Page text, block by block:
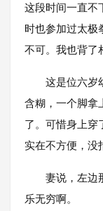
这段时间一直不
时也参加过太极
不可。我也背了
这是位六岁幼
含糊，一个脚拿
了。可惜身上穿
实在不方便，没
妻说，左边那
乐无穷啊。